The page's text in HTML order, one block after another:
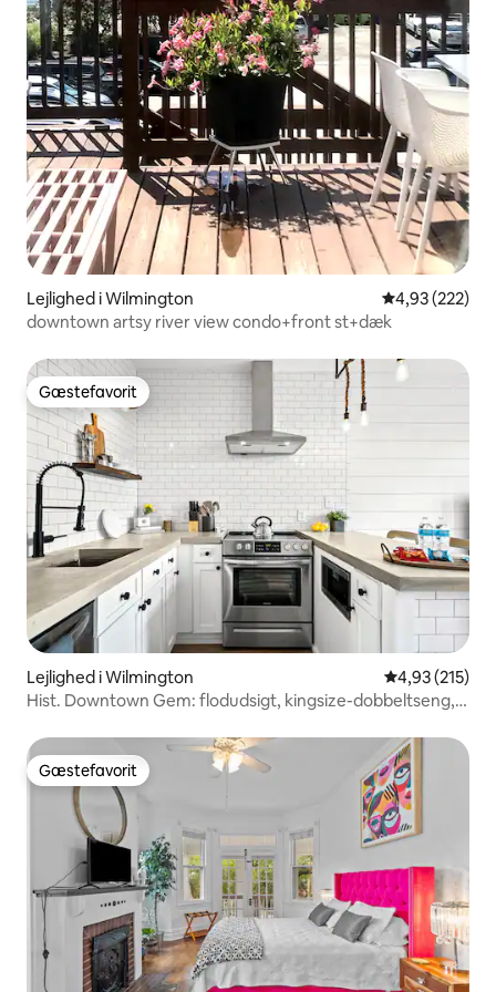
Lejlighed i Wilmington 4,93 ud af 5 i
4,93 (222)
downtown artsy river view condo+front st+dæk
Gæstefavorit
Gæstefavorit
Lejlighed i Wilmington 4,93 ud af 5 i
4,93 (215)
Hist. Downtown Gem: flodudsigt, kingsize-dobbeltseng,
Gæstefavorit
Gæstefavorit